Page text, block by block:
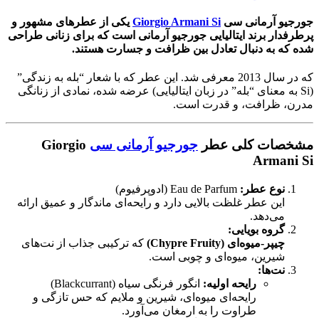
جورجیو آرمانی سی Giorgio Armani Si یکی از عطرهای مشهور و
پرطرفدار برند ایتالیایی جورجیو آرمانی است که برای زنانی طراحی
شده که به دنبال تعادل بین ظرافت و جسارت هستند.
که در سال 2013 معرفی شد. این عطر که با شعار “بله به زندگی”
(Si به معنای “بله” در زبان ایتالیایی) عرضه شده، نمادی از زنانگی
مدرن، ظرافت، و قدرت است.
مشخصات کلی عطر جورجیو آرمانی سی Giorgio
Armani Si
نوع عطر:
این عطر غلظت بالایی دارد و رایحه‌ای ماندگار و عمیق ارائه
می‌دهد.
گروه بویایی:
چیپر-میوه‌ای (Chypre Fruity)
که ترکیبی جذاب از نت‌های
شیرین، میوه‌ای و چوبی است.
نت‌ها:
رایحه اولیه: انگور فرنگی سیاه (Blackcurrant)
رایحه‌ای میوه‌ای، شیرین و ملایم که حس تازگی و
طراوت را به ارمغان می‌آورد.